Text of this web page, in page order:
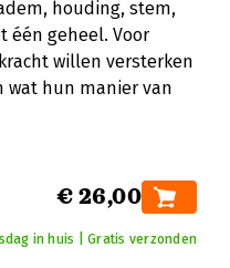
houding, stem,
één geheel. Voor
willen versterken
wat hun manier van
€ 26,00
in huis | Gratis verzonden